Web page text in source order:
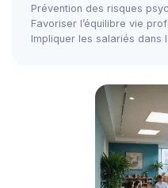
Prévention des risques
Favoriser l’équilibre vie
Impliquer les salariés dans